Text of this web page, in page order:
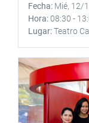
Fecha Mié, 12/
Hora 08:30 -
Lugar Teatro